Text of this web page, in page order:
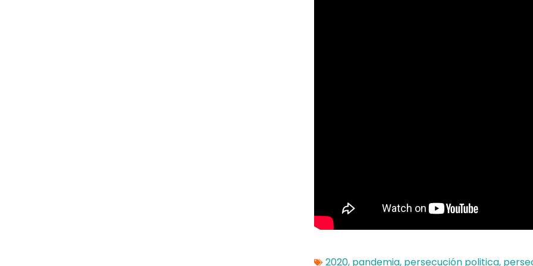
2020, pandemia, persecución politica,